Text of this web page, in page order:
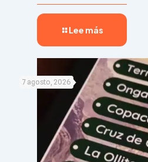
Lee más
7 agosto, 2026